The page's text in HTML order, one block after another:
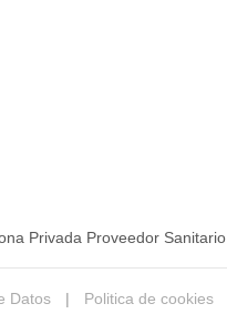
Privada Proveedor Sanitario
Datos |
Politica de cookies